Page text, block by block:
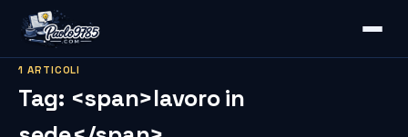
1 ARTICOLI
Tag: <span>lavoro in